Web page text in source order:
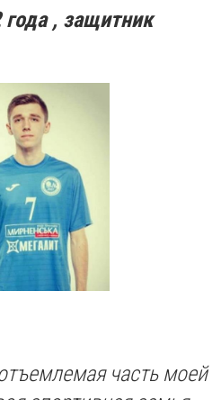
года , защитник
часть моей